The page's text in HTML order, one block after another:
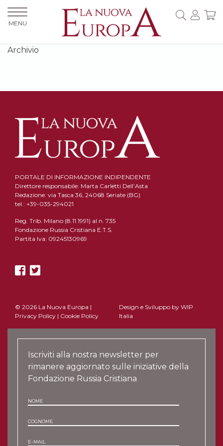
Archivio
PORTALE DI INFORMAZIONE INDIPENDENTE
Direttore responsabile: Marta Carletti Dell’Asta
Redazione: via Tasca 36, 24068 Seriate (BG)
tel.: +39-035-294021
Reg. Trib. Milano (8.11.1991) al n. 735
Fondazione Russia Cristiana E.T.S.
Partita Iva: 09245130969
© 2026 La Nuova Europa |
Privacy Policy | Cookie Policy
Design e Sviluppo by WIP
Italia
Iscriviti alla nostra newsletter per
rimanere aggiornato sulle iniziative della
Fondazione Russia Cristiana
NOME
COGNOME
E-MAIL
MENU